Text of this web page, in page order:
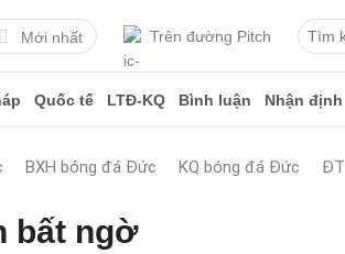
Mới nhất Trên đường Pitch
Quốc tế LTĐ-KQ Bình luận Nhận định
BXH bóng đá Đức KQ bóng đá Đức
bất ngờ